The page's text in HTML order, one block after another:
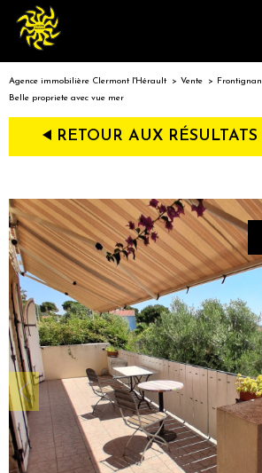
Agence immobilière Clermont l'Hérault Vente Frontignan
Belle propriete avec vue mer
RETOUR AUX RÉSULTATS